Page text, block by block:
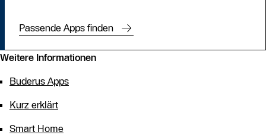
Passende Apps finden
Weitere Informationen
Buderus Apps
Kurz erklärt
Smart Home